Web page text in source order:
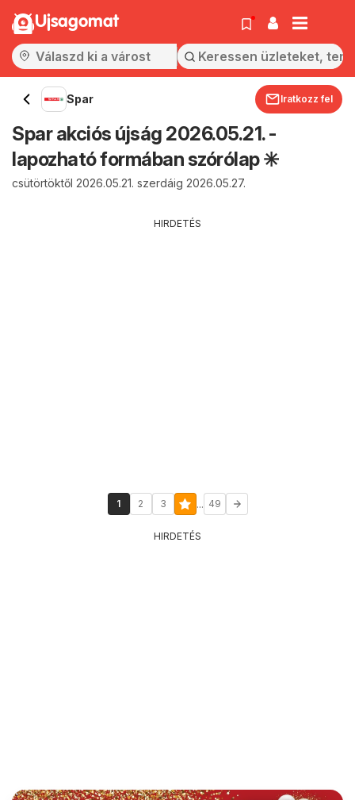
Ujsagomat
Spar Iratkozz fel
Spar akciós újság 2026.05.21. -
lapozható formában szórólap ✳️
csütörtöktől 2026.05.21. szerdáig 2026.05.27.
HIRDETÉS
1 2 3 ... 49
HIRDETÉS